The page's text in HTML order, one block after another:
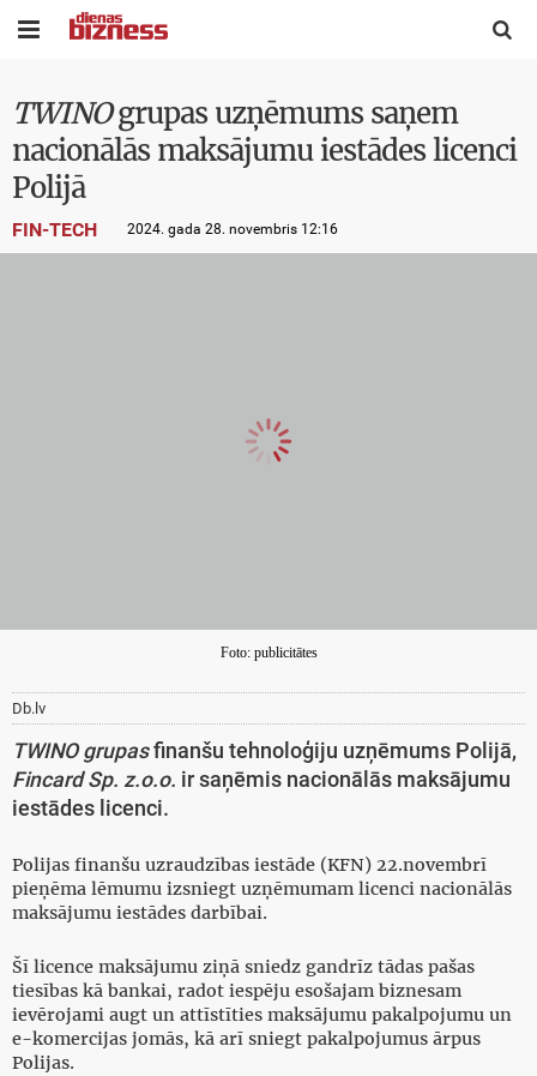
 
TWINOgrupas uzņēmums saņem
nacionālās maksājumu iestādes licenci
Polijā
FIN-TECH 2024. gada 28. novembris 12:16
Foto: publicitātes
Db.lv
TWINO grupasfinanšu tehnoloģiju uzņēmums Polijā,
Fincard Sp. z.o.o. ir saņēmis nacionālās maksājumu
iestādes licenci.
Polijas finanšu uzraudzības iestāde (KFN) 22.novembrī
pieņēma lēmumu izsniegt uzņēmumam licenci nacionālās
maksājumu iestādes darbībai.
Šī licence maksājumu ziņā sniedz gandrīz tādas pašas
tiesības kā bankai, radot iespēju esošajam biznesam
ievērojami augt un attīstīties maksājumu pakalpojumu un
e-komercijas jomās, kā arī sniegt pakalpojumus ārpus
Polijas.